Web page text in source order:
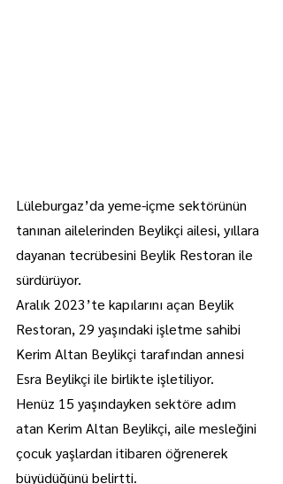
Lüleburgaz’da yeme-içme sektörünün
tanınan ailelerinden Beylikçi ailesi, yıllara
dayanan tecrübesini Beylik Restoran ile
sürdürüyor.
Aralık 2023’te kapılarını açan Beylik
Restoran, 29 yaşındaki işletme sahibi
Kerim Altan Beylikçi tarafından annesi
Esra Beylikçi ile birlikte işletiliyor.
Henüz 15 yaşındayken sektöre adım
atan Kerim Altan Beylikçi, aile mesleğini
çocuk yaşlardan itibaren öğrenerek
büyüdüğünü belirtti.